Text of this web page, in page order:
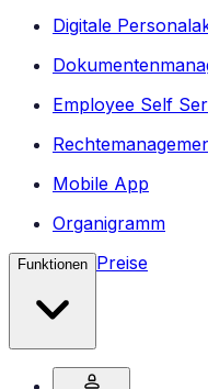
Digitale
Employee Self
Mobile App
Organigramm
Funktionen Preise